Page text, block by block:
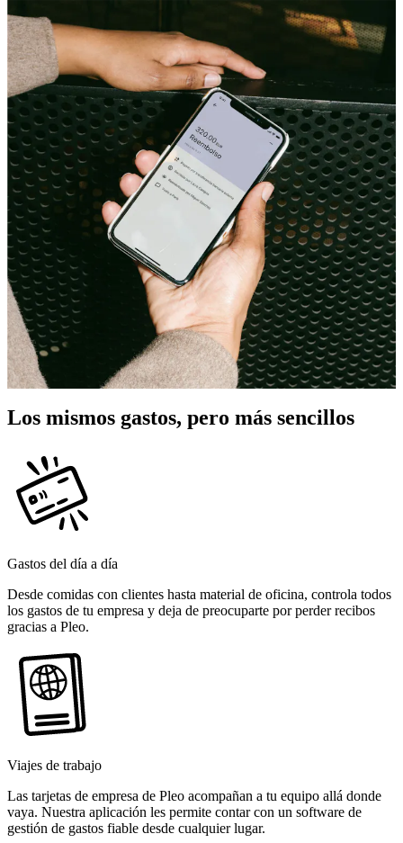
Los mismos gastos, pero más sencillos
Gastos del día a día
Desde comidas con clientes hasta material de oficina, controla todos
los gastos de tu empresa y deja de preocuparte por perder recibos
gracias a Pleo.
Viajes de trabajo
Las tarjetas de empresa de Pleo acompañan a tu equipo allá donde
vaya. Nuestra aplicación les permite contar con un software de
gestión de gastos fiable desde cualquier lugar.